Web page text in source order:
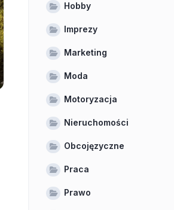
Hobby
Imprezy
Marketing
Moda
Motoryzacja
Nieruchomości
Obcojęzyczne
Praca
Prawo